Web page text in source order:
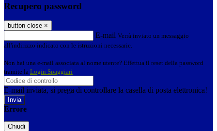
Recupero password
button close ×
E-mail Verrà inviato un messaggio
all'indirizzo indicato con le istruzioni necessarie.
Non hai una e-mail associata al nome utente? Effettua il reset della password
tramite la Login Spaggiari
E-mail inviata, si prega di controllare la casella di posta elettronica!
Errore
Chiudi